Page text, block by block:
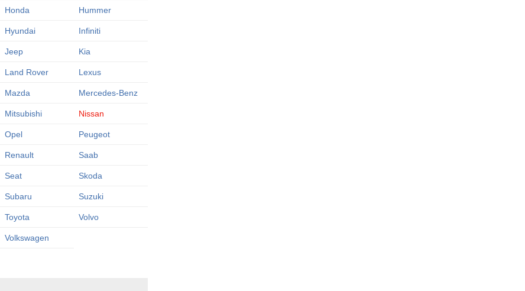
Honda Hummer
Hyundai Infiniti
Jeep Kia
Land Rover Lexus
Mazda Mercedes-Benz
Mitsubishi Nissan
Opel Peugeot
Renault Saab
Seat Skoda
Subaru Suzuki
Toyota Volvo
Volkswagen